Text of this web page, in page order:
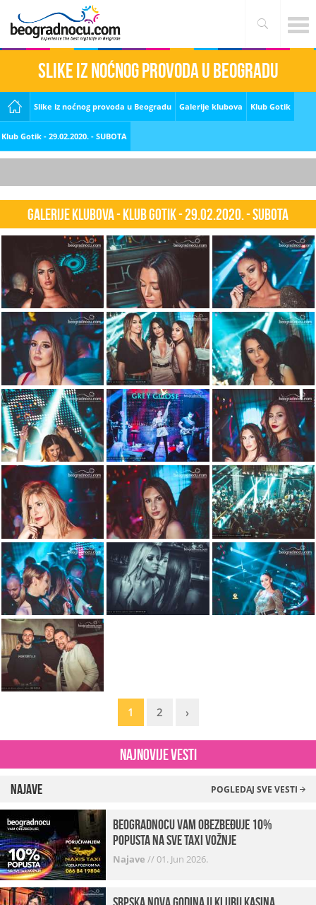
Slike iz noćnog provoda u Beogradu
Slike iz noćnog provoda u Beogradu Galerije klubova Klub Gotik
Klub Gotik - 29.02.2020. - SUBOTA
Galerije klubova - Klub Gotik - 29.02.2020. - SUBOTA
1 2 ›
Najnovije vesti
Najave POGLEDAJ SVE VESTI
beogradnocu vam obezbeđuje 10%
popusta na sve taxi vožnje
Najave //01. Jun 2026.